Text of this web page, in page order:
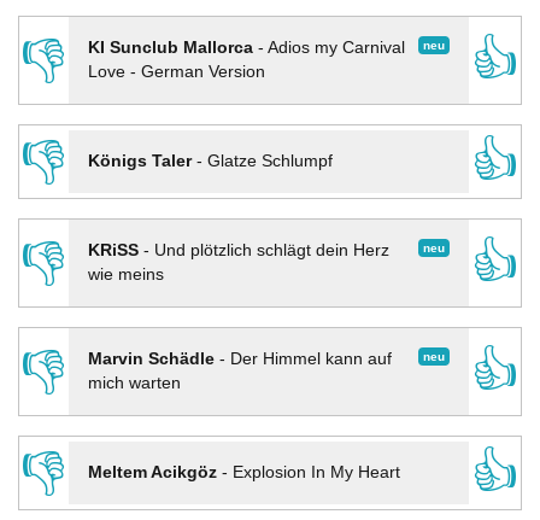
👎
neu
KI Sunclub Mallorca- Adios my Carnival
Love - German Version
👍
👎
Königs Taler- Glatze Schlumpf
👍
👎
neu
KRiSS- Und plötzlich schlägt dein Herz
wie meins
👍
👎 neu
Marvin Schädle- Der Himmel kann auf
mich warten
👍
👎
Meltem Acikgöz- Explosion In My Heart
👍